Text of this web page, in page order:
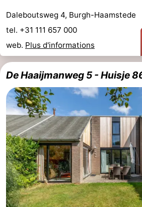
Daleboutsweg 4, Burgh-Haamstede
tel. +31 111 657 000
web. Plus d'informations
De Haaijmanweg 5 - Huisje